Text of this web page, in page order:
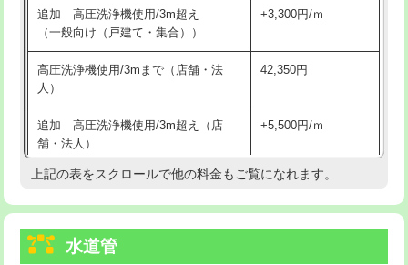
給水管工事※（保温材使用（バンド止
め込み）)
5,500円
給水管工事※（土の掘削・埋め戻し作
業)
11,000円
給水管工事※（塩ビ管（VP・HI）使
用/3ｍまで)
33,000円
給水管工事※（塩ビ管（VP・HI）使
+8,800円
給水管工事※（ライニング鋼管・銅
管・ポリ管・HT管使用/3ｍまで)
追加 高圧洗浄機使用/3m超え
（一般向け（戸建て・集合））
+3,300円/ｍ
高圧洗浄機使用/3mまで（店舗・法
人）
42,350円
追加 高圧洗浄機使用/3m超え（店
舗・法人）
+5,500円/ｍ
高度高圧洗浄換 現地調査
トーラー機使用/3mまで
上記の表をスクロールで他の料金もご覧になれます。
水道管